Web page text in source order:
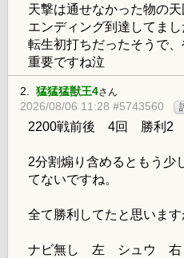
天撃は通せなかった物の
エンディング到達してま
転生初打ちだったそうで
重要ですね泣
2. 猛猛猛獣王4さん
2026/08/06 11:28 #5743560
2200戦前後 4回 勝利2
2分割煽り含めるともう少
てないですね。
全て勝利してたと思います
ナビ無し 左 シュウ